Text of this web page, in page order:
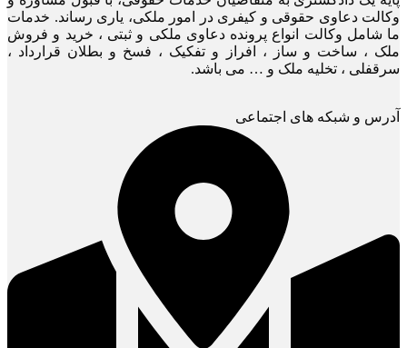
وکالت دعاوی حقوقی و کیفری در امور ملکی، یاری رساند. خدمات
ما شامل وکالت انواع پرونده دعاوی ملکی و ثبتی ، خرید و فروش
ملک ، ساخت و ساز ، افراز و تفکیک ، فسخ و بطلان قرارداد ،
سرقفلی ، تخلیه ملک و … می باشد.
آدرس و شبکه های اجتماعی